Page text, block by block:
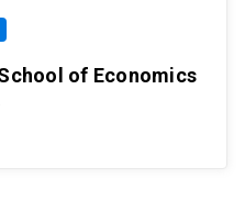
of Economics